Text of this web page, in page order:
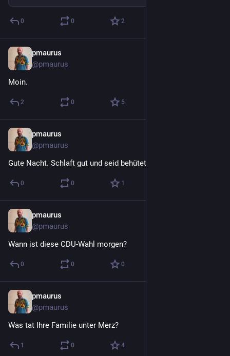
0 0 2
pmaurus
@pmaurus
Moin.
2 0 5
pmaurus
@pmaurus
Gute Nacht. Schlaft gut und seid behütet.
0 0 1
pmaurus
@pmaurus
Wann ist diese CDU-Wahl morgen?
0 0 0
pmaurus
@pmaurus
Was tat Ihre Familie unter Merz?
1 0 4